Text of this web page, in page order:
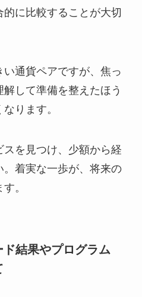
に比較することが大切
通貨ペアですが、焦っ
して準備を整えたほう
ります。
スを見つけ、少額から経
着実な一歩が、将来の
。
結果やプログラム